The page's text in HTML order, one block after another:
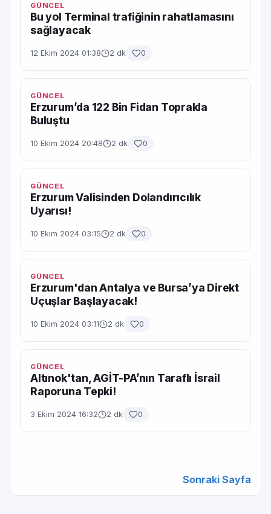
GÜNCEL
Bu yol Terminal trafiğinin rahatlamasını
sağlayacak
12 Ekim 2024 01:38 2 dk 0
GÜNCEL
Erzurum’da 122 Bin Fidan Toprakla
Buluştu
10 Ekim 2024 20:48 2 dk 0
GÜNCEL
Erzurum Valisinden Dolandırıcılık
Uyarısı!
10 Ekim 2024 03:15 2 dk 0
GÜNCEL
Erzurum'dan Antalya ve Bursa’ya Direkt
Uçuşlar Başlayacak!
10 Ekim 2024 03:11 2 dk 0
GÜNCEL
Altınok'tan, AGİT-PA’nın Taraflı İsrail
Raporuna Tepki!
3 Ekim 2024 16:32 2 dk 0
Sonraki Sayfa